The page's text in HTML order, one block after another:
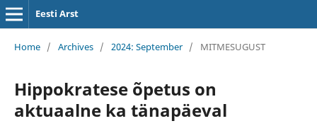
Eesti Arst
Home / Archives / 2024: September / MITMESUGUST
Hippokratese õpetus on
aktuaalne ka tänapäeval